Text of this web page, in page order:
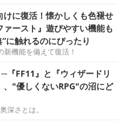
に復活！懐かしくも色褪せ
ースト』遊びやすい機能も
に触れるのにぴったり
機能を備えて復活！
『FF11』と『ウィザードリ
、"優しくないRPG"の沼にど
深さとは。